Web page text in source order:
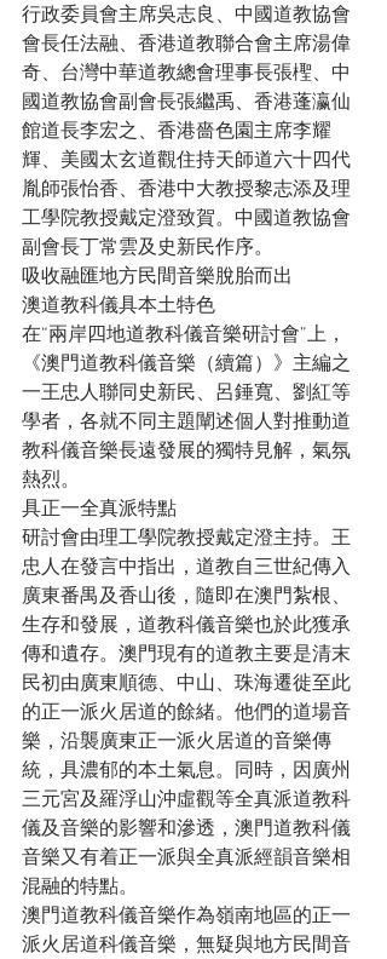
行政委員會主席吳志良、中國道教協會
會長任法融、香港道教聯合會主席湯偉
奇、台灣中華道教總會理事長張檉、中
國道教協會副會長張繼禹、香港蓬瀛仙
館道長李宏之、香港嗇色園主席李耀
輝、美國太玄道觀住持天師道六十四代
胤師張怡香、香港中大教授黎志添及理
工學院教授戴定澄致賀。中國道教協會
副會長丁常雲及史新民作序。
吸收融匯地方民間音樂脫胎而出
澳道教科儀具本土特色
在“兩岸四地道教科儀音樂研討會”上，
《澳門道教科儀音樂（續篇）》主編之
一王忠人聯同史新民、呂錘寬、劉紅等
學者，各就不同主題闡述個人對推動道
教科儀音樂長遠發展的獨特見解，氣氛
熱烈。
具正一全真派特點
研討會由理工學院教授戴定澄主持。王
忠人在發言中指出，道教自三世紀傳入
廣東番禺及香山後，隨即在澳門紮根、
生存和發展，道教科儀音樂也於此獲承
傳和遺存。澳門現有的道教主要是清末
民初由廣東順德、中山、珠海遷徙至此
的正一派火居道的餘緒。他們的道場音
樂，沿襲廣東正一派火居道的音樂傳
統，具濃郁的本土氣息。同時，因廣州
三元宮及羅浮山沖虛觀等全真派道教科
儀及音樂的影響和滲透，澳門道教科儀
音樂又有着正一派與全真派經韻音樂相
混融的特點。
澳門道教科儀音樂作為嶺南地區的正一
派火居道科儀音樂，無疑與地方民間音